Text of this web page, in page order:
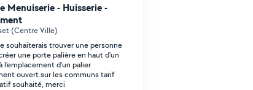
Menuiserie - Huisserie -
(Centre Ville)
souhaiterais trouver une personne
une porte palière en haut d'un
l'emplacement d'un palier
ouvert sur les communs tarif
souhaité, merci